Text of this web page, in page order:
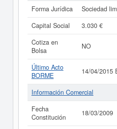
Forma Jurídica
Sociedad
Capital Social
3.030 €
Cotiza en
Bolsa
NO
Último Acto
BORME
14/04/2015
Información Comercial
Fecha
Constitución
18/03/2009